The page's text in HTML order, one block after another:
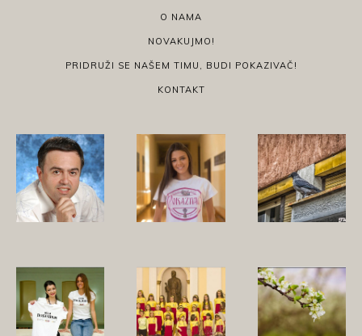
O NAMA
NOVAKUJMO!
PRIDRUŽI SE NAŠEM TIMU, BUDI POKAZIVAČ!
KONTAKT